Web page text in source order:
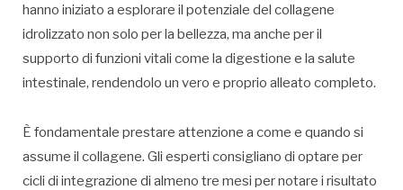
hanno iniziato a esplorare il potenziale del collagene
idrolizzato non solo per la bellezza, ma anche per il
supporto di funzioni vitali come la digestione e la salute
intestinale, rendendolo un vero e proprio alleato completo.
È fondamentale prestare attenzione a come e quando si
assume il collagene. Gli esperti consigliano di optare per
cicli di integrazione di almeno tre mesi per notare i risultato